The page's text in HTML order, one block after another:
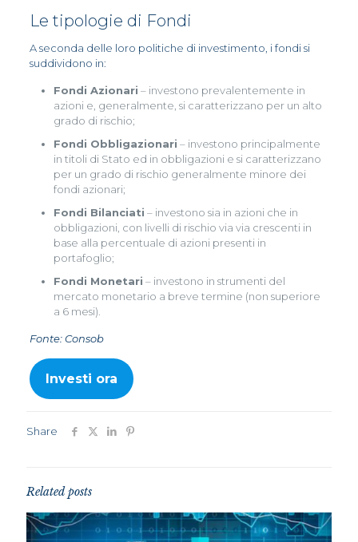
Le tipologie di Fondi
A seconda delle loro politiche di investimento, i fondi si
suddividono in:
Fondi Azionari – investono prevalentemente in
azioni e, generalmente, si caratterizzano per un alto
grado di rischio;
Fondi Obbligazionari – investono principalmente
in titoli di Stato ed in obbligazioni e si caratterizzano
per un grado di rischio generalmente minore dei
fondi azionari;
Fondi Bilanciati – investono sia in azioni che in
obbligazioni, con livelli di rischio via via crescenti in
base alla percentuale di azioni presenti in
portafoglio;
Fondi Monetari – investono in strumenti del
mercato monetario a breve termine (non superiore
a 6 mesi).
Fonte: Consob
Investi ora
Share
Related posts